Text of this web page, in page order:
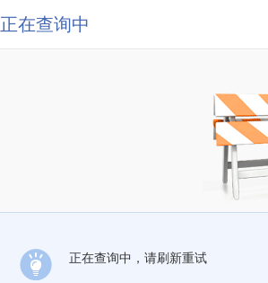
正在查询中
正在查询中，请刷新重试